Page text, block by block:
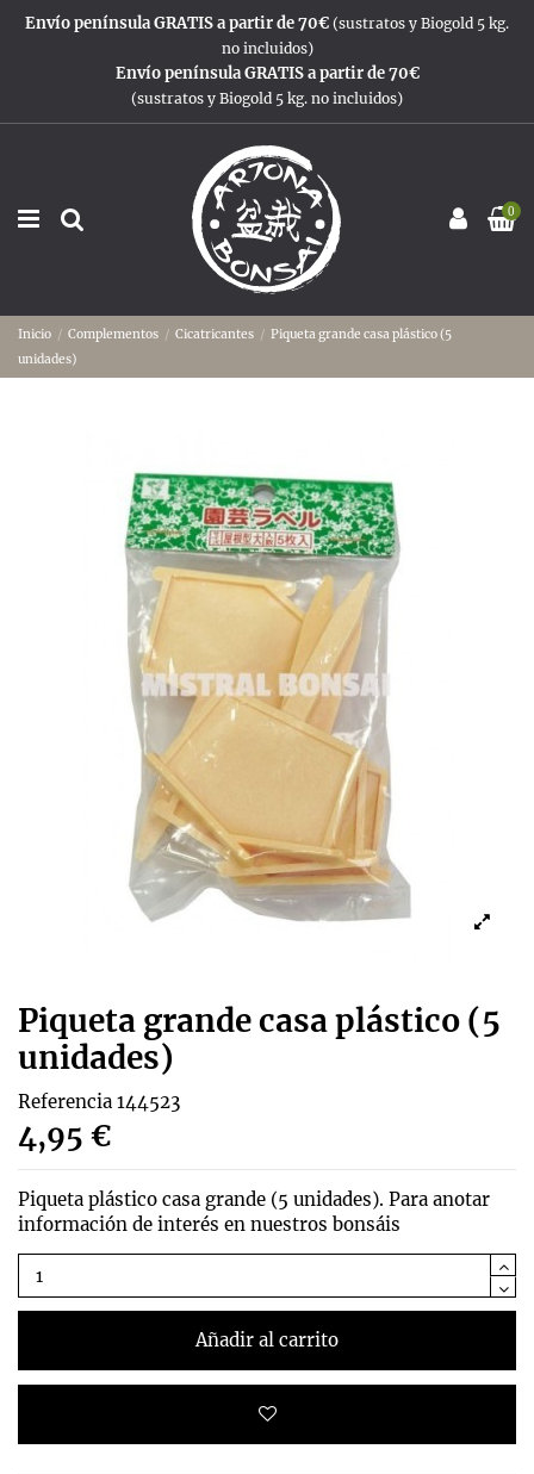
Envío península GRATIS a partir de 70€ (sustratos y Biogold 5 kg.
no incluidos)
Envío península GRATIS a partir de 70€
(sustratos y Biogold 5 kg. no incluidos)
0
Inicio Complementos Cicatricantes
Piqueta grande casa plástico (5
unidades)
Piqueta grande casa plástico (5
unidades)
Referencia 144523
4,95 €
Piqueta plástico casa grande (5 unidades). Para anotar
información de interés en nuestros bonsáis
Añadir al carrito